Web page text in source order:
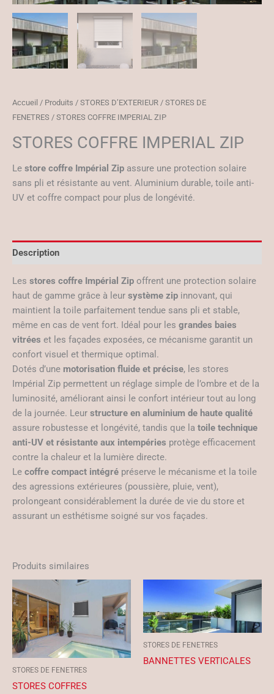
Accueil / Produits / STORES D’EXTERIEUR / STORES DE
FENETRES / STORES COFFRE IMPERIAL ZIP
STORES COFFRE IMPERIAL ZIP
Le store coffre Impérial Zip assure une protection solaire
sans pli et résistante au vent. Aluminium durable, toile anti-
UV et coffre compact pour plus de longévité.
Description
Les stores coffre Impérial Zip offrent une protection solaire
haut de gamme grâce à leur système zip innovant, qui
maintient la toile parfaitement tendue sans pli et stable,
même en cas de vent fort. Idéal pour les grandes baies
vitrées et les façades exposées, ce mécanisme garantit un
confort visuel et thermique optimal.
Dotés d’une motorisation fluide et précise, les stores
Impérial Zip permettent un réglage simple de l’ombre et de la
luminosité, améliorant ainsi le confort intérieur tout au long
de la journée. Leur structure en aluminium de haute qualité
assure robustesse et longévité, tandis que la toile technique
anti-UV et résistante aux intempéries protège efficacement
contre la chaleur et la lumière directe.
Le coffre compact intégré préserve le mécanisme et la toile
des agressions extérieures (poussière, pluie, vent),
prolongeant considérablement la durée de vie du store et
assurant un esthétisme soigné sur vos façades.
Produits similaires
STORES DE FENETRES
STORES COFFRES
STORES DE FENETRES
BANNETTES VERTICALES